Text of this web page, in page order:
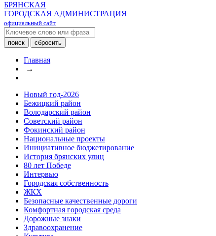
БРЯНСКАЯ
ГОРОДСКАЯ АДМИНИСТРАЦИЯ
официальный сайт
Главная
→
Новый год-2026
Бежицкий район
Володарский район
Советский район
Фокинский район
Национальные проекты
Инициативное бюджетирование
История брянских улиц
80 лет Победе
Интервью
Городская собственность
ЖКХ
Безопасные качественные дороги
Комфортная городская среда
Дорожные знаки
Здравоохранение